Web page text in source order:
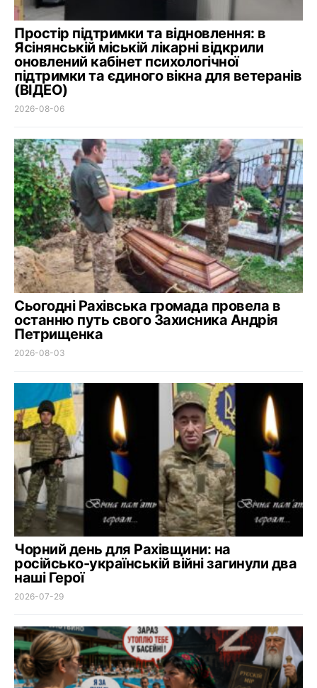
Простір підтримки та відновлення: в
Ясінянській міській лікарні відкрили
оновлений кабінет психологічної
підтримки та єдиного вікна для ветеранів
(ВІДЕО)
2026-08-06
Сьогодні Рахівська громада провела в
останню путь свого Захисника Андрія
Петрищенка
2026-08-03
Чорний день для Рахівщини: на
російсько-українській війні загинули два
наші Герої
2026-07-29